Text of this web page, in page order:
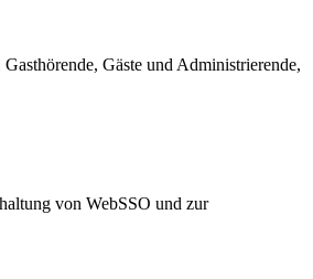
Gäste und Administrierende,
von WebSSO und zur